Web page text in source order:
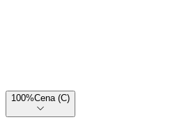
100%Cena (C)